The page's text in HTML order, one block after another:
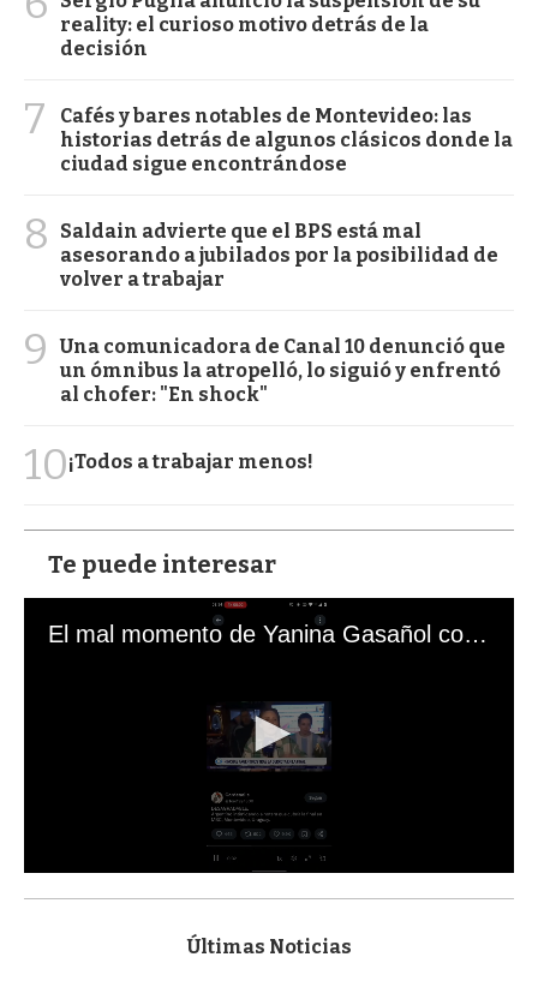
reality: el curioso motivo detrás de la
decisión
7
Cafés y bares notables de Montevideo: las
historias detrás de algunos clásicos donde la
ciudad sigue encontrándose
8
Saldain advierte que el BPS está mal
asesorando a jubilados por la posibilidad de
volver a trabajar
9
Una comunicadora de Canal 10 denunció que
un ómnibus la atropelló, lo siguió y enfrentó
al chofer: "En shock"
10¡Todos a trabajar menos!
Te puede interesar
El mal momento de Yanina Gasañol con un hincha argentino en "Subrayado"
s
Últimas Noticias